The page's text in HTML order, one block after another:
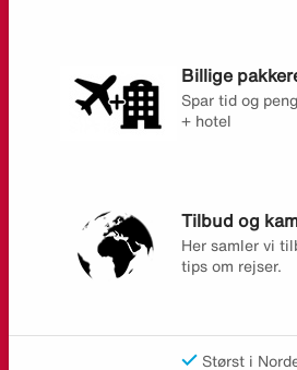
Billige
Spar tid og
+ hotel
Tilbud og
Her samler vi
tips om rejser.
Størst i